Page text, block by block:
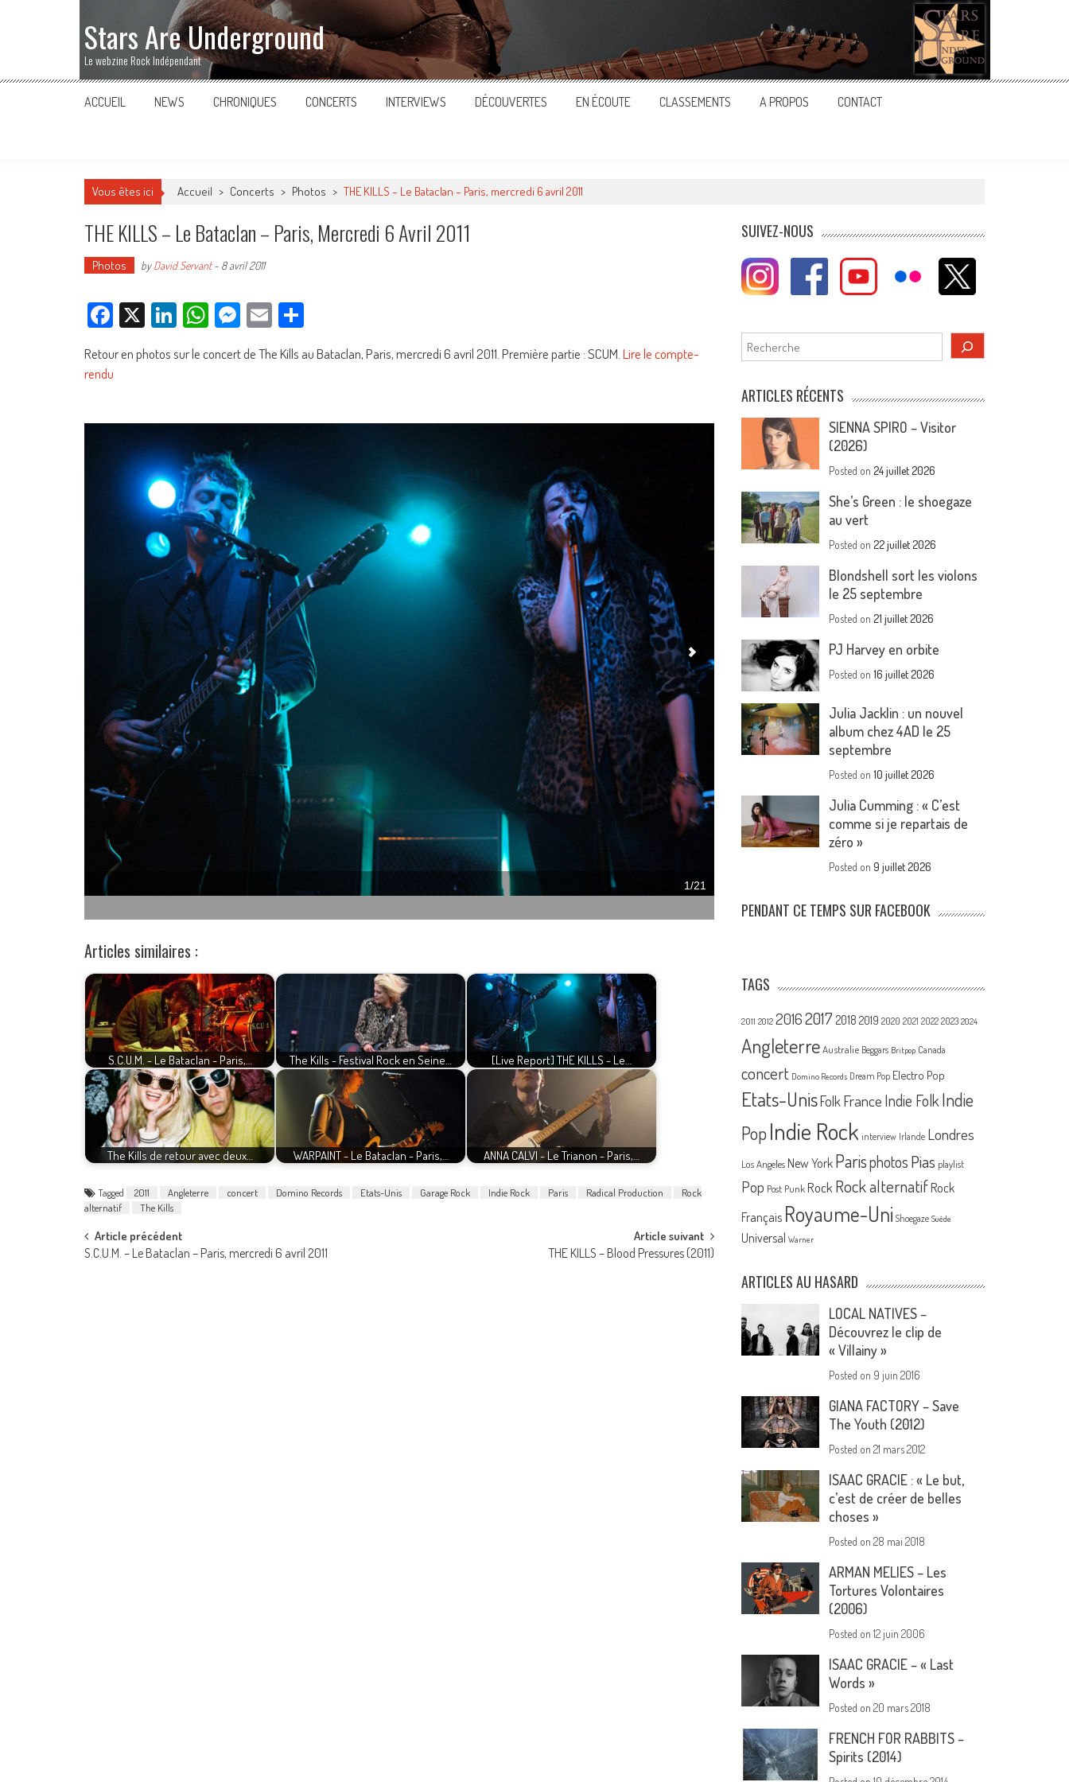
Stars Are Underground
Le webzine Rock Indépendant
ACCUEIL NEWS CHRONIQUES CONCERTS INTERVIEWS DÉCOUVERTES EN ÉCOUTE CLASSEMENTS A PROPOS CONTACT
Vous êtes ici Accueil > Concerts > Photos > THE KILLS – Le Bataclan – Paris, mercredi 6 avril 2011
THE KILLS – Le Bataclan – Paris, Mercredi 6 Avril 2011
Photos byDavid Servant- 8 avril 2011
Facebook
X LinkedIn
WhatsApp
Messenger
Email
Retour en photos sur le concert de The Kills au Bataclan, Paris, mercredi 6 avril 2011. Première partie : SCUM. Lire le compte-
rendu
Articles similaires :
S.C.U.M. - Le Bataclan - Paris,… The Kills - Festival Rock en Seine… [Live Report] THE KILLS - Le…
The Kills de retour avec deux… WARPAINT - Le Bataclan - Paris,… ANNA CALVI - Le Trianon - Paris,…
Tagged 2011 Angleterre concert Domino Records Etats-Unis Garage Rock Indie Rock Paris Radical Production
Rock
alternatif
The Kills
Post
Article précédent
S.C.U.M. – Le Bataclan – Paris, mercredi 6 avril 2011
Article suivant
THE KILLS – Blood Pressures (2011)
SUIVEZ-NOUS
Rechercher
ARTICLES RÉCENTS
SIENNA SPIRO – Visitor
(2026)
Posted on24 juillet 2026
She’s Green : le shoegaze
au vert
Posted on22 juillet 2026
Blondshell sort les violons
le 25 septembre
Posted on21 juillet 2026
PJ Harvey en orbite
Posted on16 juillet 2026
Julia Jacklin : un nouvel
album chez 4AD le 25
septembre
Posted on10 juillet 2026
Julia Cumming : « C’est
comme si je repartais de
zéro »
Posted on9 juillet 2026
PENDANT CE TEMPS SUR FACEBOOK
TAGS
2011 2012 20162017 2018 2019 2020 2021 2022 2023 2024
Angleterre Australie Beggars Britpop Canada
concert Domino Records Dream Pop Electro Pop
Etats-UnisFolk France Indie FolkIndie
PopIndie Rock interview Irlande Londres
Los Angeles New York Parisphotos Pias playlist
Pop Post Punk Rock Rock alternatif Rock
Français Royaume-Uni Shoegaze Suède
Universal Warner
ARTICLES AU HASARD
LOCAL NATIVES –
Découvrez le clip de
« Villainy »
Posted on 9 juin 2016
GIANA FACTORY – Save
The Youth (2012)
Posted on21 mars 2012
ISAAC GRACIE : « Le but,
c’est de créer de belles
choses »
Posted on28 mai 2018
ARMAN MELIES – Les
Tortures Volontaires
(2006)
Posted on12 juin 2006
ISAAC GRACIE – « Last
Words »
Posted on20 mars 2018
FRENCH FOR RABBITS –
Spirits (2014)